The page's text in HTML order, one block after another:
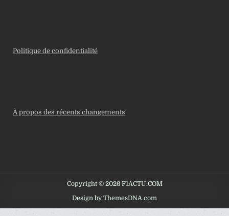
Politique de confidentialité
À propos des récents changements
Copyright © 2026 F1ACTU.COM
Design by ThemesDNA.com